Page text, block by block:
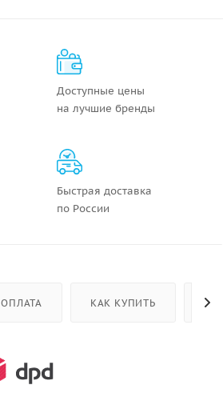
Доступные цены
на лучшие бренды
Быстрая доставка
по России
ОПЛАТА КАК КУПИТЬ